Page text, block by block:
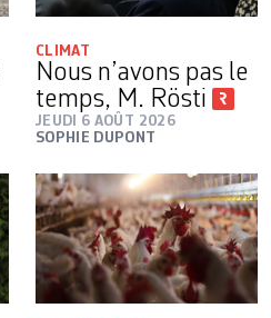
CLIMAT
Nous n’avons pas le
temps, M. Rösti
JEUDI 6 AOÛT 2026
SOPHIE DUPONT